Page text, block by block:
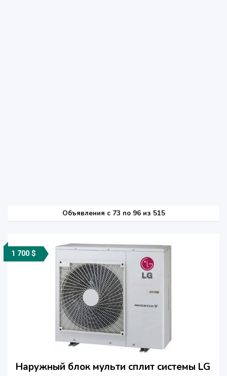
Объявления c 73 по 96 из 515
1 700 $
Наружный блок мульти сплит системы LG